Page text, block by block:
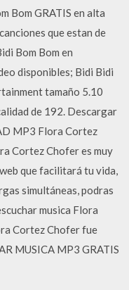
Bom GRATIS en alta
que estan de
Bom Bom en
disponibles; Bidi Bidi
tamaño 5.10
de 192. Descargar
MP3 Flora Cortez
Cortez Chofer es muy
que facilitará tu vida,
simultáneas, podras
musica Flora
Cortez Chofer fue
MUSICA MP3 GRATIS